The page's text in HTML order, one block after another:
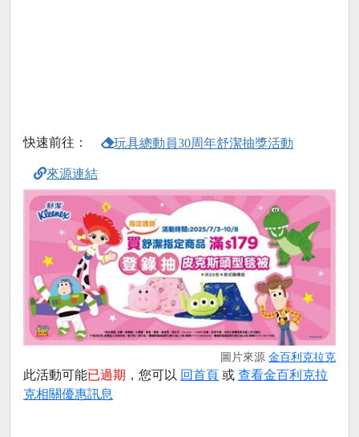
快速前往： 玩具總動員30周年舒潔抽獎活動
來源連結
圖片來源 金百利克拉克
此活動可能已過期 ，您可以 回首頁 或 查看金百利克拉
克相關優惠訊息